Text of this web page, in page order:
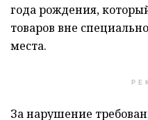
года рождения,
товаров вне
места.
За нарушение